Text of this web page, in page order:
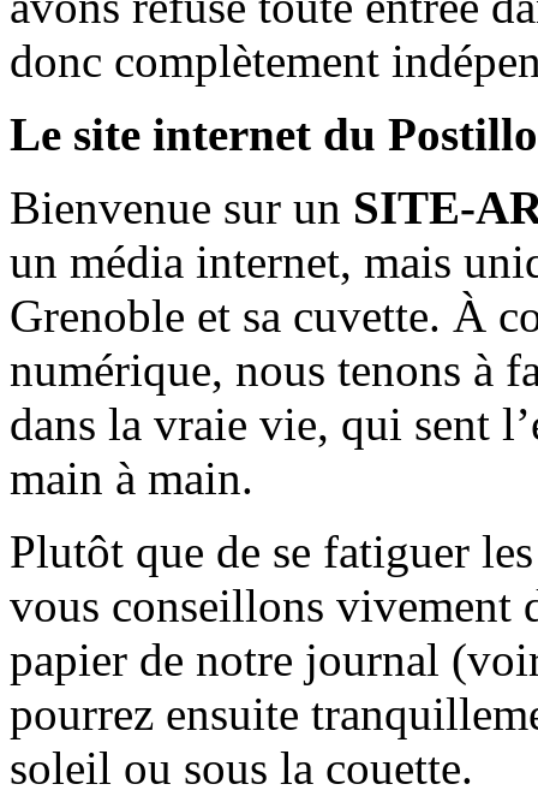
donc complètement
Le site internet du
Bienvenue sur un SITE-
un média internet, mais
Grenoble et sa cuvette. À
numérique, nous tenons à
dans la vraie vie, qui sent
main à main.
Plutôt que de se fatiguer
vous conseillons vivement
papier de notre journal
pourrez ensuite
soleil ou sous la couette.